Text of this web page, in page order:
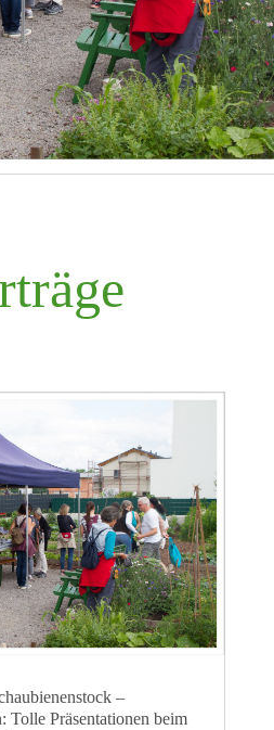
–
Tolle Präsentationen beim